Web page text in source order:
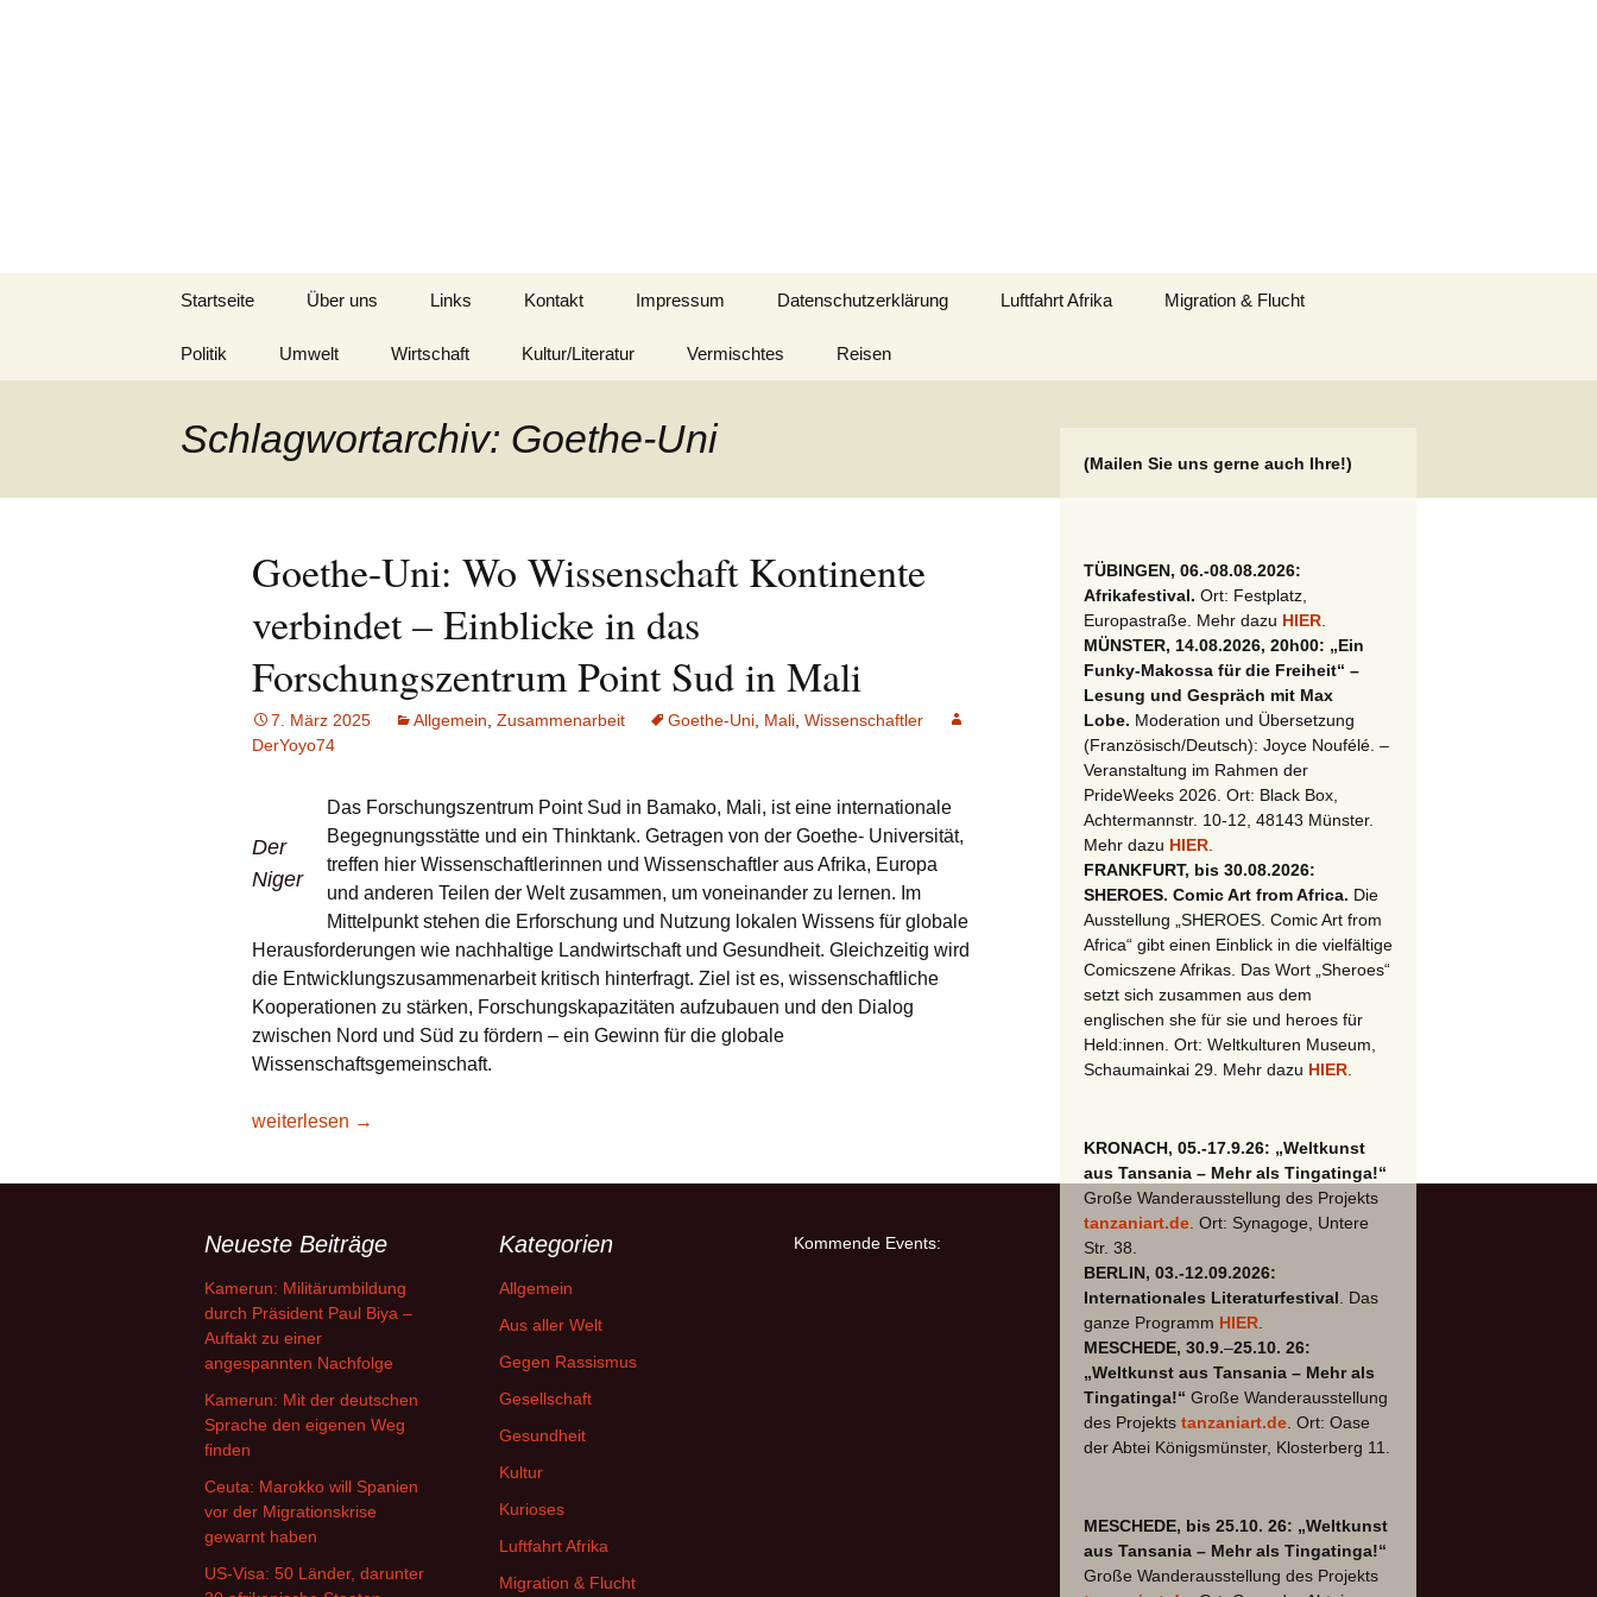
Startseite Über uns Links Kontakt Impressum Datenschutzerklärung Luftfahrt Afrika Migration & Flucht
Politik Umwelt Wirtschaft Kultur/Literatur Vermischtes Reisen
Schlagwortarchiv: Goethe-Uni
Goethe-Uni: Wo Wissenschaft Kontinente
verbindet – Einblicke in das
Forschungszentrum Point Sud in Mali
7. März 2025 Allgemein Zusammenarbeit Goethe-Uni Mali Wissenschaftler
DerYoyo74
Der
Niger
Das Forschungszentrum Point Sud in Bamako, Mali, ist eine internationale
Begegnungsstätte und ein Thinktank. Getragen von der Goethe- Universität,
treffen hier Wissenschaftlerinnen und Wissenschaftler aus Afrika, Europa
und anderen Teilen der Welt zusammen, um voneinander zu lernen. Im
Mittelpunkt stehen die Erforschung und Nutzung lokalen Wissens für globale
Herausforderungen wie nachhaltige Landwirtschaft und Gesundheit. Gleichzeitig wird
die Entwicklungszusammenarbeit kritisch hinterfragt. Ziel ist es, wissenschaftliche
Kooperationen zu stärken, Forschungskapazitäten aufzubauen und den Dialog
zwischen Nord und Süd zu fördern – ein Gewinn für die globale
Wissenschaftsgemeinschaft.
Goethe-Uni: Wo Wissenschaft Kontinente verbindet – Einblicke in das Forschungszentrum Point Sud in Mali
weiterlesen →
(Mailen Sie uns gerne auch Ihre!)
TÜBINGEN, 06.-08.08.2026:
Afrikafestival. Ort: Festplatz,
Europastraße. Mehr dazu HIER
MÜNSTER, 14.08.2026, 20h00: „Ein
Funky-Makossa für die Freiheit“ –
Lesung und Gespräch mit Max
Lobe. Moderation und Übersetzung
(Französisch/Deutsch): Joyce Noufélé. –
Veranstaltung im Rahmen der
PrideWeeks 2026. Ort: Black Box,
Achtermannstr. 10-12, 48143 Münster.
Mehr dazu HIER
FRANKFURT, bis 30.08.2026:
SHEROES. Comic Art from Africa. Die
Ausstellung „SHEROES. Comic Art from
Africa“ gibt einen Einblick in die vielfältige
Comicszene Afrikas. Das Wort „Sheroes“
setzt sich zusammen aus dem
englischen she für sie und heroes für
Held:innen. Ort: Weltkulturen Museum,
Schaumainkai 29. Mehr dazu HIER
KRONACH, 05.-17.9.26: „Weltkunst
aus Tansania – Mehr als Tingatinga!“
Große Wanderausstellung des Projekts
tanzaniart.de . Ort: Synagoge, Untere
Str. 38.
BERLIN, 03.-12.09.2026:
Internationales Literaturfestival . Das
ganze Programm HIER
MESCHEDE, 30.9.–25.10. 26:
„Weltkunst aus Tansania – Mehr als
Tingatinga!“ Große Wanderausstellung
des Projekts tanzaniart.de . Ort: Oase
der Abtei Königsmünster, Klosterberg 11.
MESCHEDE, bis 25.10. 26: „Weltkunst
aus Tansania – Mehr als Tingatinga!“
Große Wanderausstellung des Projekts
Neueste Beiträge
Kamerun: Militärumbildung
durch Präsident Paul Biya –
Auftakt zu einer
angespannten Nachfolge
Kamerun: Mit der deutschen
Sprache den eigenen Weg
finden
Ceuta: Marokko will Spanien
vor der Migrationskrise
gewarnt haben
US-Visa: 50 Länder, darunter
Kategorien
Allgemein
Aus aller Welt
Gegen Rassismus
Gesellschaft
Gesundheit
Kultur
Kurioses
Luftfahrt Afrika
Migration & Flucht
Kommende Events: